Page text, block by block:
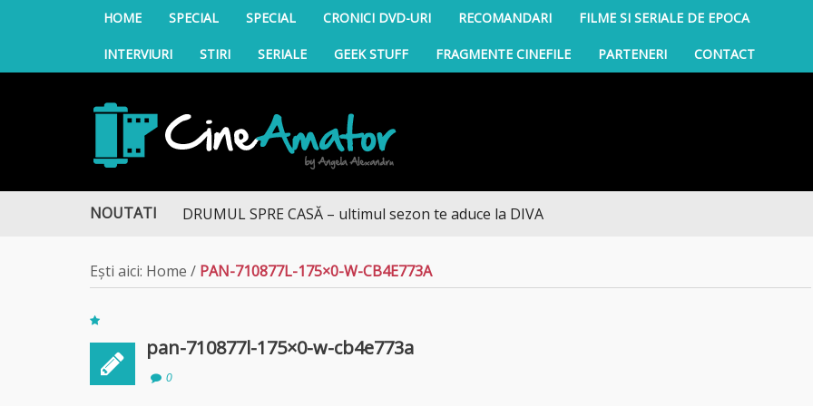
HOME SPECIAL SPECIAL CRONICI DVD-URI RECOMANDARI FILME SI SERIALE DE EPOCA
INTERVIURI STIRI SERIALE GEEK STUFF FRAGMENTE CINEFILE PARTENERI CONTACT
CineAmator
NOUTATIDRUMUL SPRE CASĂ – ultimul sezon te aduce la DIVA
Ești aici: Home / PAN-710877L-175×0-W-CB4E773A
pan-710877l-175×0-w-cb4e773a
0